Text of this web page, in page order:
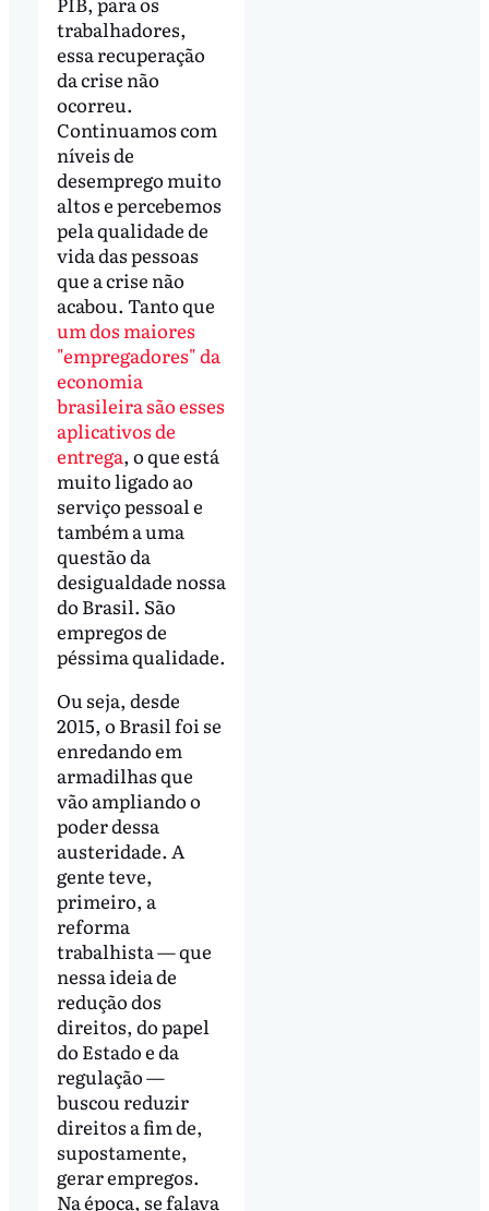
trabalhadores,
essa recuperação
da crise não
ocorreu.
Continuamos com
níveis de
desemprego muito
altos e percebemos
pela qualidade de
vida das pessoas
que a crise não
acabou. Tanto que
um dos maiores
"empregadores" da
economia
brasileira são esses
aplicativos de
entrega, o que está
muito ligado ao
serviço pessoal e
também a uma
questão da
desigualdade nossa
do Brasil. São
empregos de
péssima qualidade.
Ou seja, desde
2015, o Brasil foi se
enredando em
armadilhas que
vão ampliando o
poder dessa
austeridade. A
gente teve,
primeiro, a
reforma
trabalhista — que
nessa ideia de
redução dos
direitos, do papel
do Estado e da
regulação —
buscou reduzir
direitos a fim de,
supostamente,
gerar empregos.
Na época, se falava